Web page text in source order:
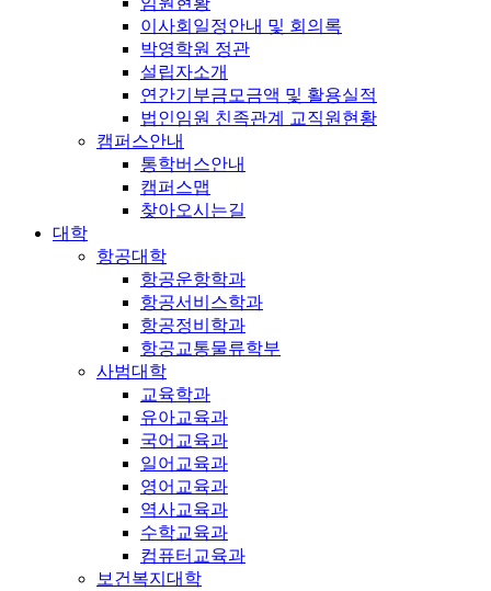
이사회일정안내 및 회의록
박영학원 정관
설립자소개
연간기부금모금액 및 활용실적
법인임원 친족관계 교직원현황
캠퍼스안내
통학버스안내
캠퍼스맵
찾아오시는길
대학
항공대학
항공운항학과
항공서비스학과
항공정비학과
항공교통물류학부
사범대학
교육학과
유아교육과
국어교육과
일어교육과
영어교육과
역사교육과
수학교육과
컴퓨터교육과
보건복지대학